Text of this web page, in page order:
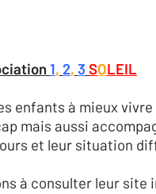
1, 2, 3 SOLEIL
enfants à mieux vivre
mais aussi
et leur situation
à consulter leur site